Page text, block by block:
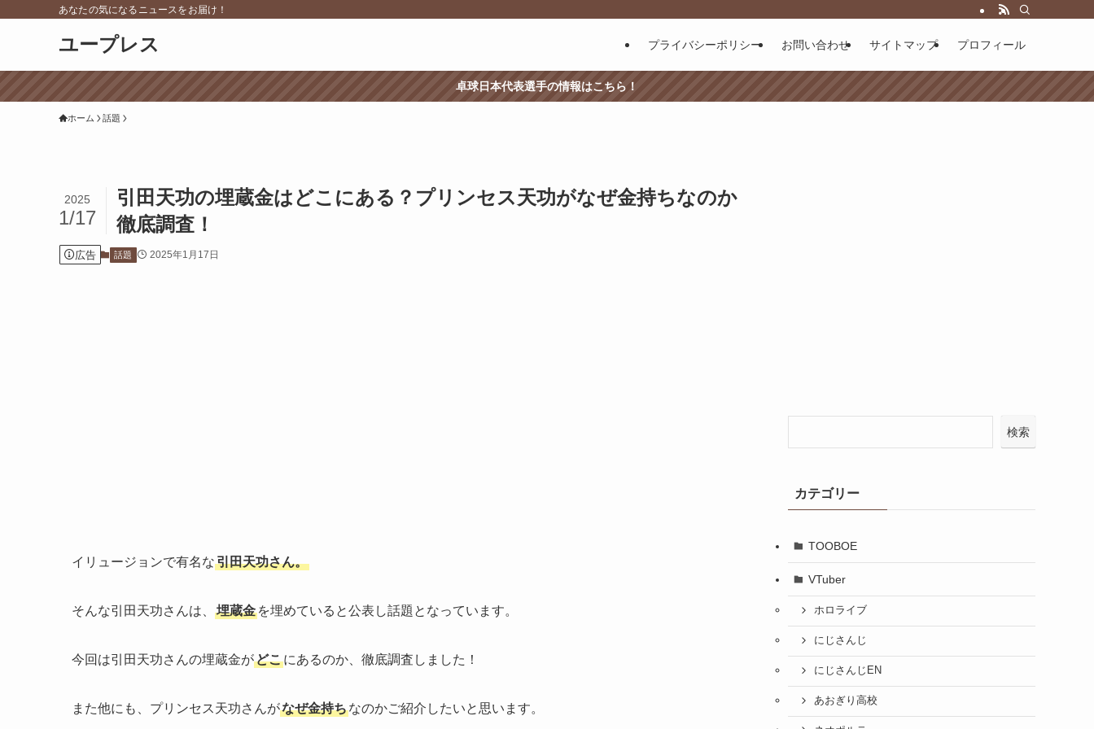
あなたの気になるニュースをお届け！
ユープレス プライバシーポリシー お問い合わせ サイトマップ プロフィール
卓球日本代表選手の情報はこちら！
ホーム 話題
引田天功の埋蔵金はどこにある？プリンセス天功がなぜ金持ちなのか
徹底調査！
2025
1/17
広告 話題 2025年1月17日
イリュージョンで有名な引田天功さん。
そんな引田天功さんは、 埋蔵金 を埋めていると公表し話題となっています。
今回は引田天功さんの埋蔵金がどこにあるのか、徹底調査しました！
また他にも、プリンセス天功さんがなぜ金持ちなのかご紹介したいと思います。
検索
カテゴリー
TOOBOE
VTuber
ホロライブ
にじさんじ
にじさんじEN
あおぎり高校